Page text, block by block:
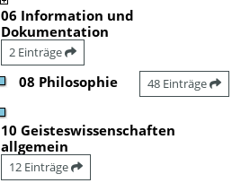
06 Information und
Dokumentation
2 Einträge
08 Philosophie 48 Einträge
10 Geisteswissenschaften
allgemein
12 Einträge